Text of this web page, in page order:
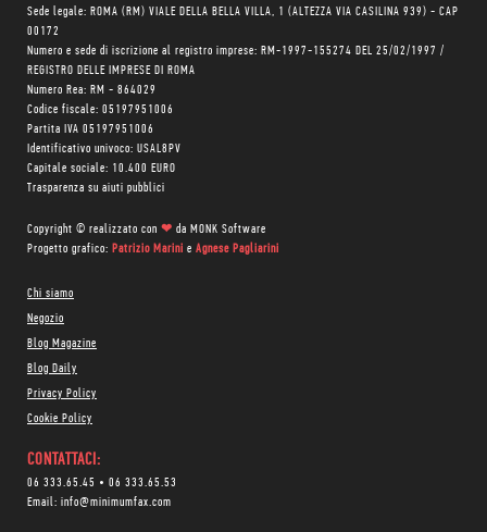
Sede legale: ROMA (RM) VIALE DELLA BELLA VILLA, 1 (ALTEZZA VIA CASILINA 939) - CAP
00172
Numero e sede di iscrizione al registro imprese: RM-1997-155274 DEL 25/02/1997 /
REGISTRO DELLE IMPRESE DI ROMA
Numero Rea: RM - 864029
Codice fiscale: 05197951006
Partita IVA 05197951006
Identificativo univoco: USAL8PV
Capitale sociale: 10.400 EURO
Trasparenza su aiuti pubblici
Copyright © realizzato con ❤ da MONK Software
Progetto grafico: Patrizio Marini e Agnese Pagliarini
Chi siamo
Negozio
Blog Magazine
Blog Daily
Privacy Policy
Cookie Policy
CONTATTACI:
06 333.65.45 • 06 333.65.53
Email: info@minimumfax.com